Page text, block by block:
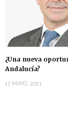
¿Una nueva
Andalucía?
17 MAYO, 2021